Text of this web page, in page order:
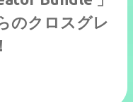
のクロスグレ